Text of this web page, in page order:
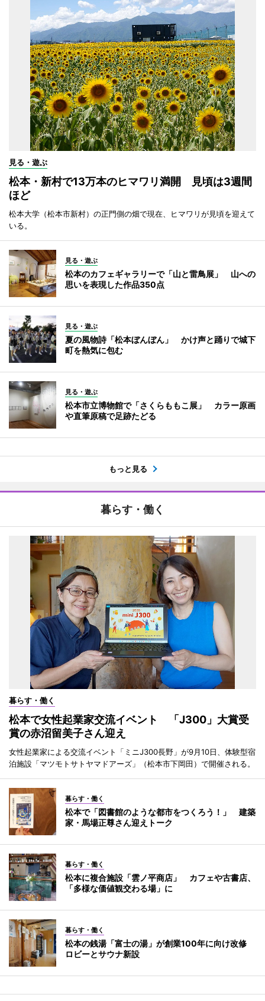
見る・遊ぶ
松本・新村で13万本のヒマワリ満開 見頃は3週間
ほど
松本大学（松本市新村）の正門側の畑で現在、ヒマワリが見頃を迎えて
いる。
見る・遊ぶ
松本のカフェギャラリーで「山と雷鳥展」 山への
思いを表現した作品350点
見る・遊ぶ
夏の風物詩「松本ぼんぼん」 かけ声と踊りで城下
町を熱気に包む
見る・遊ぶ
松本市立博物館で「さくらももこ展」 カラー原画
や直筆原稿で足跡たどる
もっと見る
暮らす・働く
暮らす・働く
松本で女性起業家交流イベント 「J300」大賞受
賞の赤沼留美子さん迎え
女性起業家による交流イベント「ミニJ300長野」が9月10日、体験型宿
泊施設「マツモトサトヤマドアーズ」（松本市下岡田）で開催される。
暮らす・働く
松本で「図書館のような都市をつくろう！」 建築
家・馬場正尊さん迎えトーク
暮らす・働く
松本に複合施設「雲ノ平商店」 カフェや古書店、
「多様な価値観交わる場」に
暮らす・働く
松本の銭湯「富士の湯」が創業100年に向け改修
ロビーとサウナ新設